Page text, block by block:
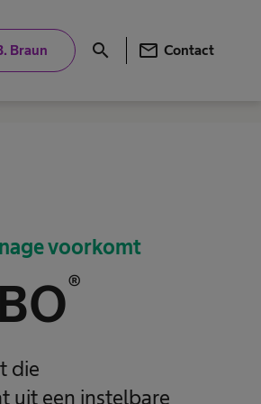
Braun search mail Contact
voorkomt
®
die
uit een instelbare